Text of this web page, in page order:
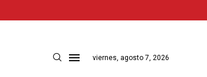
viernes, agosto 7, 2026